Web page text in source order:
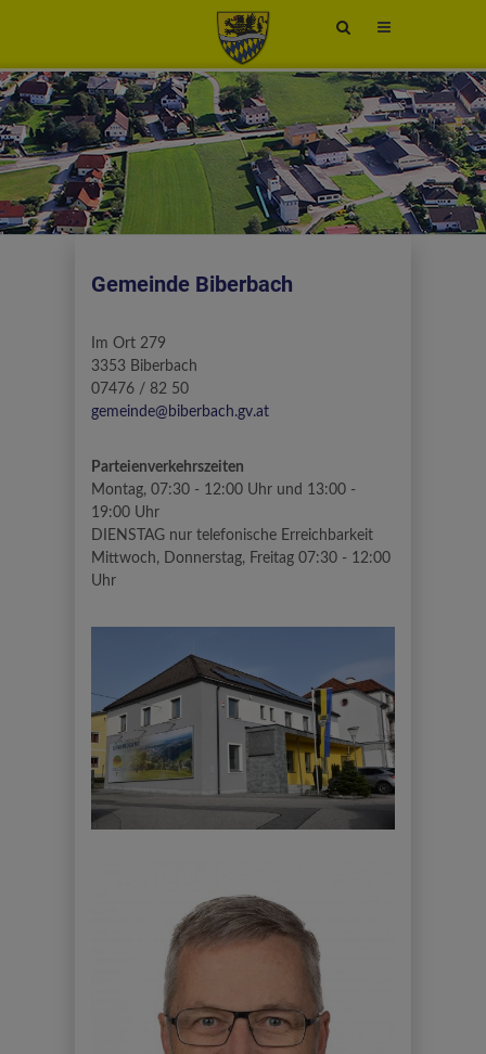
Site
toggle
Gemeinde Biberbach
Im Ort 279
3353 Biberbach
07476 / 82 50
gemeinde@biberbach.gv.at
Parteienverkehrszeiten
Montag, 07:30 - 12:00 Uhr und 13:00 -
19:00 Uhr
DIENSTAG nur telefonische Erreichbarkeit
Mittwoch, Donnerstag, Freitag 07:30 - 12:00
Uhr